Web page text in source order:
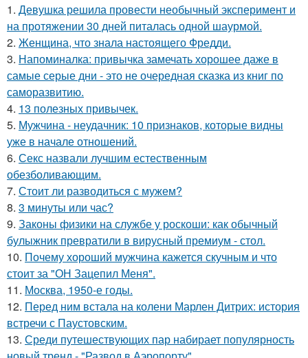
1. Девушка решила провести необычный эксперимент и
на протяжении 30 дней питалась одной шаурмой.
2. Женщина, что знала настоящего Фредди.
3. Напоминалка: привычка замечать хорошее даже в
самые серые дни - это не очередная сказка из книг по
саморазвитию.
4. 13 полезных привычек.
5. Мужчина - неудачник: 10 признаков, которые видны
уже в начале отношений.
6. Секс назвали лучшим естественным
обезболивающим.
7. Стоит ли разводиться с мужем?
8. 3 минуты или час?
9. Законы физики на службе у роскоши: как обычный
булыжник превратили в вирусный премиум - стол.
10. Почему хороший мужчина кажется скучным и что
стоит за "ОН Зацепил Меня".
11. Москва, 1950-е годы.
12. Перед ним встала на колени Марлен Дитрих: история
встречи с Паустовским.
13. Среди путешествующих пар набирает популярность